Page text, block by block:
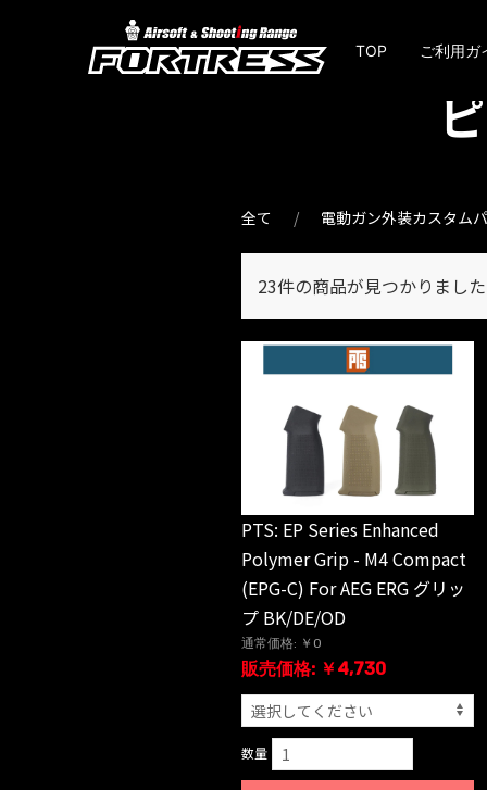
TOP ご利用ガ
全て 電動ガン外装カスタム
23件の商品が見つかりました
PTS: EP Series Enhanced
Polymer Grip - M4 Compact
(EPG-C) For AEG ERG グリッ
プ BK/DE/OD
通常価格: ￥0
販売価格: ￥4,730
数量